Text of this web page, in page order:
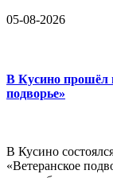
05-08-2026
В Кусино прошёл
подворье»
В Кусино
«Ветеранское